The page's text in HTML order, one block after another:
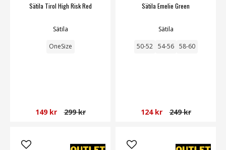
Sätila Tirol High Risk Red
Sätila
OneSize
149 kr 299 kr
Sätila Emelie Green
Sätila
50-52 54-56 58-60
124 kr 249 kr